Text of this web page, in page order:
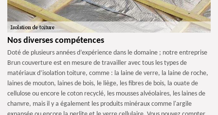
Nos diverses compétences
Doté de plusieurs années d’expérience dans le domaine ; notre entreprise
Brun couverture est en mesure de travailler avec tous les types de
matériaux d’isolation toiture, comme : la laine de verre, la laine de roche,
laines de mouton, laines de bois, le liège, les fibres de bois, la ouate de
cellulose ou encore le coton recyclé, les mousses alvéolaires, les laines de
chanvre, mais il y a également les produits minéraux comme l'argile